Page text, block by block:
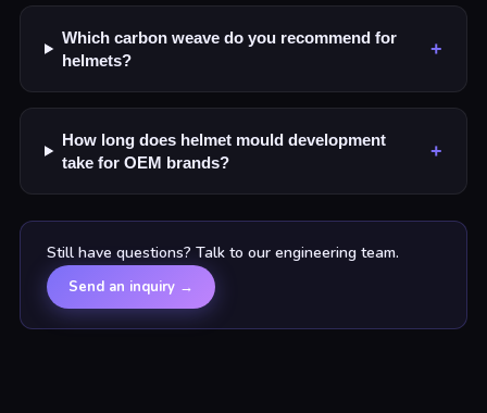
Which carbon weave do you recommend for
helmets?
+
How long does helmet mould development
take for OEM brands?
+
Still have questions? Talk to our engineering team.
Send an inquiry→